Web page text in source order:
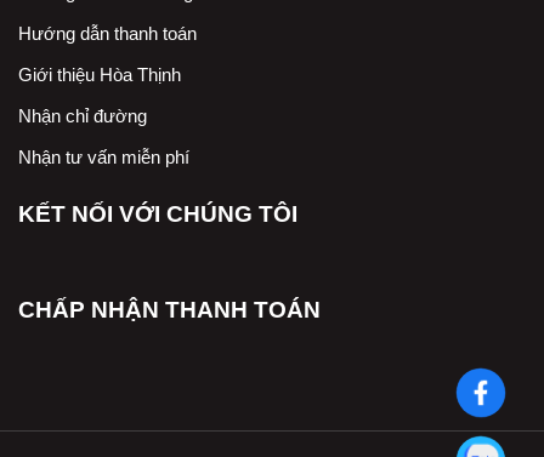
Hướng dẫn thanh toán
Giới thiệu Hòa Thịnh
Nhận chỉ đường
Nhận tư vấn miễn phí
KẾT NỐI VỚI CHÚNG TÔI
CHẤP NHẬN THANH TOÁN